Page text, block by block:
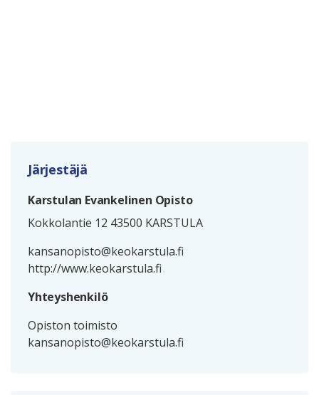
Järjestäjä
Karstulan Evankelinen Opisto
Kokkolantie 12 43500 KARSTULA
kansanopisto@keokarstula.fi
http://www.keokarstula.fi
Yhteyshenkilö
Opiston toimisto
kansanopisto@keokarstula.fi